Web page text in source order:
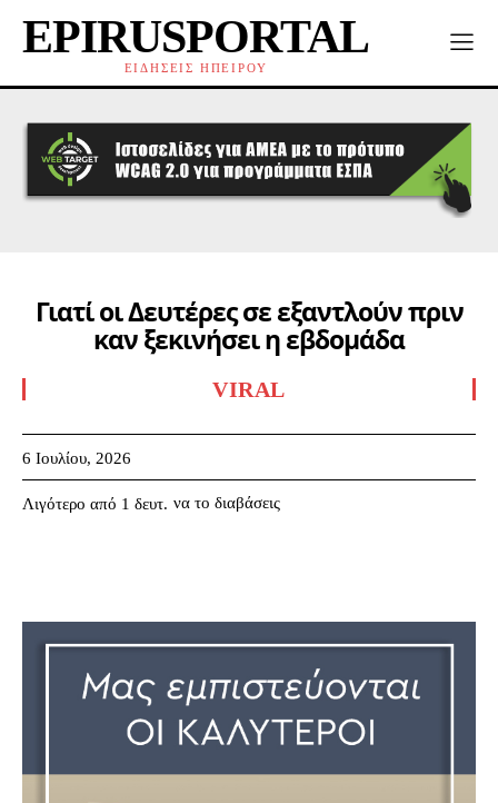
EPIRUSPORTAL
ΕΙΔΗΣΕΙΣ ΗΠΕΙΡΟΥ
Γιατί οι Δευτέρες σε εξαντλούν πριν
καν ξεκινήσει η εβδομάδα
VIRAL
6 Ιουλίου, 2026
Λιγότερο από 1 δευτ. να το διαβάσεις